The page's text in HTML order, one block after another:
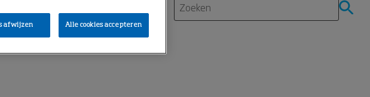
afwijzen Alle cookies accepteren